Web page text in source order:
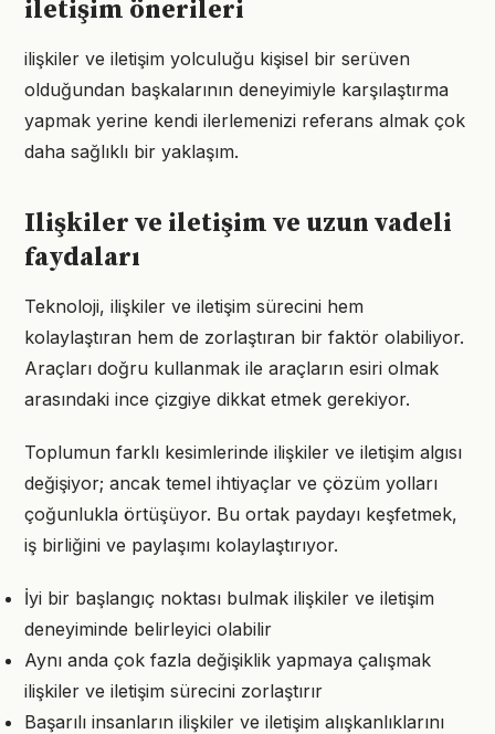
iletişim önerileri
ilişkiler ve iletişim yolculuğu kişisel bir serüven
olduğundan başkalarının deneyimiyle karşılaştırma
yapmak yerine kendi ilerlemenizi referans almak çok
daha sağlıklı bir yaklaşım.
Ilişkiler ve iletişim ve uzun vadeli
faydaları
Teknoloji, ilişkiler ve iletişim sürecini hem
kolaylaştıran hem de zorlaştıran bir faktör olabiliyor.
Araçları doğru kullanmak ile araçların esiri olmak
arasındaki ince çizgiye dikkat etmek gerekiyor.
Toplumun farklı kesimlerinde ilişkiler ve iletişim algısı
değişiyor; ancak temel ihtiyaçlar ve çözüm yolları
çoğunlukla örtüşüyor. Bu ortak paydayı keşfetmek,
iş birliğini ve paylaşımı kolaylaştırıyor.
İyi bir başlangıç noktası bulmak ilişkiler ve iletişim
deneyiminde belirleyici olabilir
Aynı anda çok fazla değişiklik yapmaya çalışmak
ilişkiler ve iletişim sürecini zorlaştırır
Başarılı insanların ilişkiler ve iletişim alışkanlıklarını